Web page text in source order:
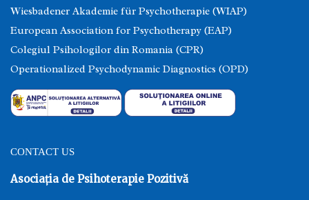
Wiesbadener Akademie für Psychotherapie (WIAP)
European Association for Psychotherapy (EAP)
Colegiul Psihologilor din Romania (CPR)
Operationalized Psychodynamic Diagnostics (OPD)
CONTACT US
Asociația de Psihoterapie Pozitivă